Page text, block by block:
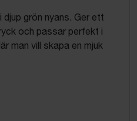
grön nyans. Ger ett
och passar perfekt i
man vill skapa en mjuk